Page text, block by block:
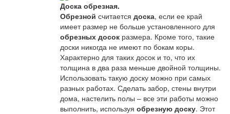
Доска обрезная.
Обрезной считается доска, если ее край
имеет размер не больше установленного для
обрезных досок размера. Кроме того, такие
доски никогда не имеют по бокам коры.
Характерно для таких досок и то, что их
толщина в два раза меньше двойной толщины.
Использовать такую доску можно при самых
разных работах. Сделать забор, стены внутри
дома, настелить полы – все эти работы можно
выполнить, используя обрезную доску. Этот